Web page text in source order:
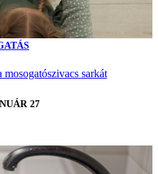
sarkát
27